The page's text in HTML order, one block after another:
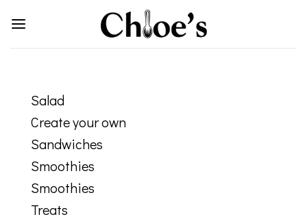
Salad
Create your own
Sandwiches
Smoothies
Smoothies
Treats